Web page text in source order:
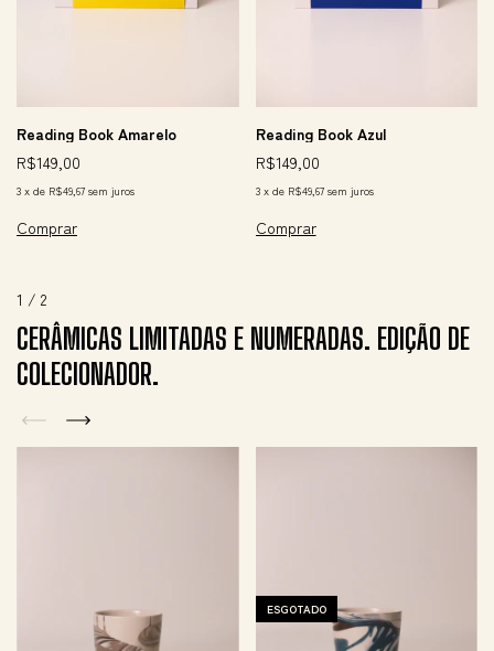
Reading Book Amarelo
R$149,00
3 x de R$49,67 sem juros
Reading Book Azul
R$149,00
3 x de R$49,67 sem juros
1 / 2
CERÂMICAS LIMITADAS E NUMERADAS. EDIÇÃO DE
COLECIONADOR.
ESGOTADO